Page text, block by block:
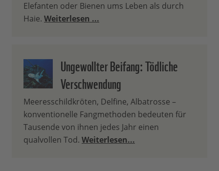
Elefanten oder Bienen ums Leben als durch
Haie. Weiterlesen ...
Ungewollter Beifang: Tödliche
Verschwendung
Meeresschildkröten, Delfine, Albatrosse –
konventionelle Fangmethoden bedeuten für
Tausende von ihnen jedes Jahr einen
qualvollen Tod. Weiterlesen...